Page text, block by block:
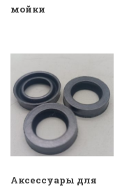
мойки
Аксессуары для